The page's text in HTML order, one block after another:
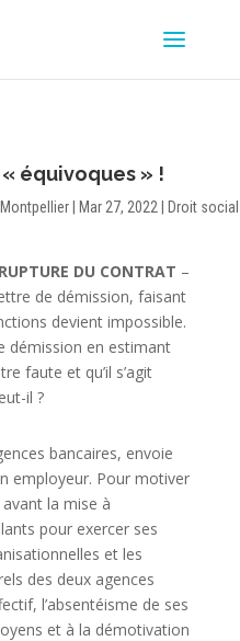
équivoques » !
Mar 27, 2022 Droit social
DU CONTRAT –
de démission, faisant
devient impossible.
démission en estimant
faute et qu’il s’agit
il ?
bancaires, envoie
employeur. Pour motiver
la mise à
pour exercer ses
et les
des deux agences
l’absentéisme de ses
et à la démotivation